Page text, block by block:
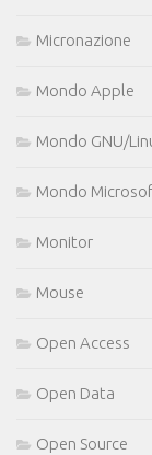
Micronazione
Mondo Apple
Mondo GNU/
Mondo
Monitor
Mouse
Open Access
Open Data
Open Source